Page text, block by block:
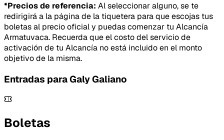
*Precios de referencia: Al seleccionar alguno, se te
redirigirá a la página de la tiquetera para que escojas tus
boletas al precio oficial y puedas comenzar tu Alcancía
Armatuvaca. Recuerda que el costo del servicio de
activación de tu Alcancía no está incluido en el monto
objetivo de la misma.
Entradas paraGaly Galiano
Boletas